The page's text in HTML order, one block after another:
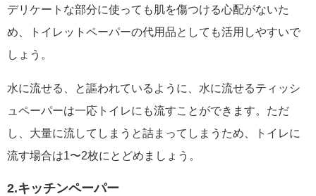
デリケートな部分に使っても肌を傷つける心配がないた
め、トイレットペーパーの代用品としても活用しやすいで
しょう。
水に流せる、と謳われているように、水に流せるティッシ
ュペーパーは一応トイレにも流すことができます。ただ
し、大量に流してしまうと詰まってしまうため、トイレに
流す場合は1〜2枚にとどめましょう。
2.キッチンペーパー